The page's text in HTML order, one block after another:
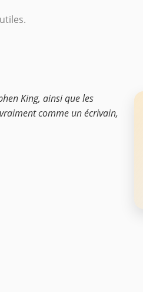
King, ainsi que les
comme un écrivain,